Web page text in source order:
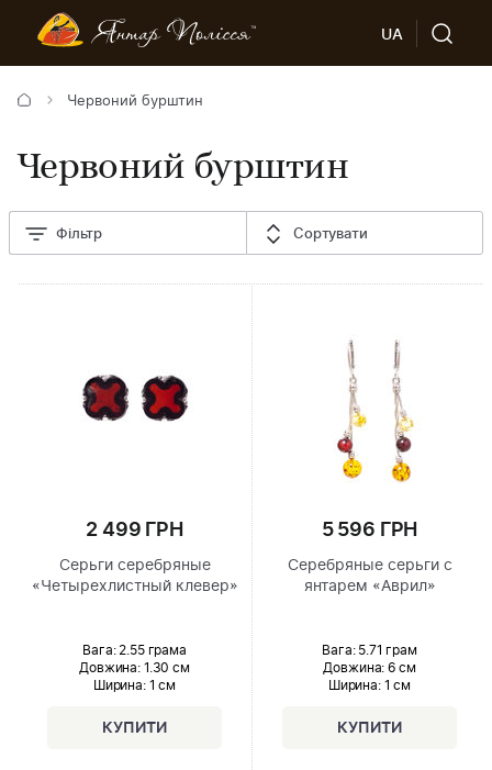
UA
Червоний бурштин
Червоний бурштин
Фільтр Сортувати
2 499 ГРН
Серьги серебряные
«Четырехлистный клевер»
Вага: 2.55 грама
Довжина: 1.30 см
Ширина: 1 см
5 596 ГРН
Серебряные серьги с
янтарем «Аврил»
Вага: 5.71 грам
Довжина: 6 см
Ширина: 1 см